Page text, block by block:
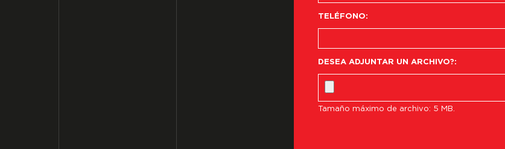
TELÉFONO:
DESEA ADJUNTAR UN ARCHIVO?:
Tamaño máximo de archivo: 5 MB.